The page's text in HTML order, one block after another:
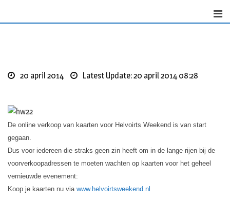
20 april 2014 Latest Update: 20 april 2014 08:28
De online verkoop van kaarten voor Helvoirts Weekend is van start
gegaan.
Dus voor iedereen die straks geen zin heeft om in de lange rijen bij de
voorverkoopadressen te moeten wachten op kaarten voor het geheel
vernieuwde evenement:
Koop je kaarten nu via www.helvoirtsweekend.nl